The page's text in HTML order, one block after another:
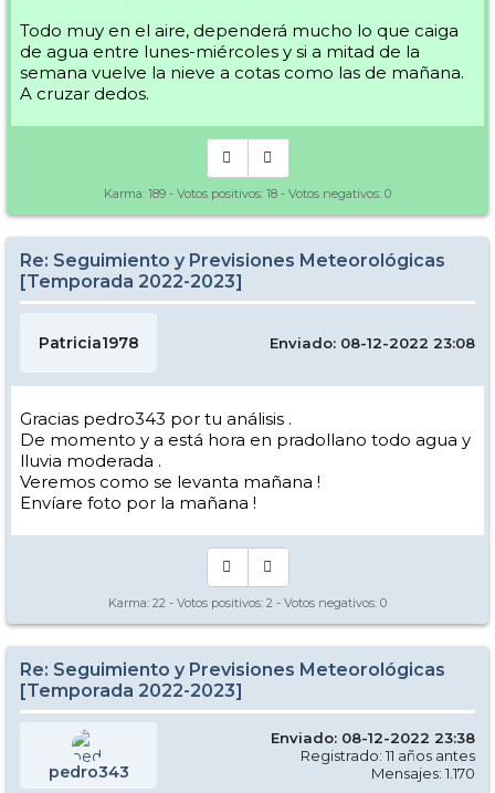
Todo muy en el aire, dependerá mucho lo que caiga
de agua entre lunes-miércoles y si a mitad de la
semana vuelve la nieve a cotas como las de mañana.
A cruzar dedos.
Karma: 189 - Votos positivos: 18 - Votos negativos: 0
Re: Seguimiento y Previsiones Meteorológicas
[Temporada 2022-2023]
Patricia1978 Enviado: 08-12-2022 23:08
Gracias pedro343 por tu análisis .
De momento y a está hora en pradollano todo agua y
lluvia moderada .
Veremos como se levanta mañana !
Envíare foto por la mañana !
Karma: 22 - Votos positivos: 2 - Votos negativos: 0
Re: Seguimiento y Previsiones Meteorológicas
[Temporada 2022-2023]
pedro343
Enviado: 08-12-2022 23:38
Registrado: 11 años antes
Mensajes: 1.170